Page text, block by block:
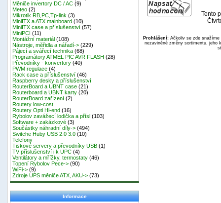
Měniče invertory DC / AC (9)
Meteo (2)
Mikrotik RB,PC,Tp-link (3)
MiniITX a ATX mainboard (10)
MiniITX case a příslušenství (57)
MiniPCI (11)
Montážní materiál (108)
Nástroje, měřidla a nářadí-> (229)
Pájecí a svářecí technika (68)
Programátory ATMEL PIC AVR FLASH (28)
Převodníky - konvertory (40)
PWM regulace (4)
Rack case a příslušenství (46)
Raspberry desky a příslušenství
RouterBoard a UBNT case (21)
Routerboard a UBNT karty (20)
RouterBoard zařízení (2)
Routery low-cost
Routery Opti Hi-end (16)
Rybolov zavážecí lodička a přísl (103)
Software + zakázkové (3)
Součástky náhradní díly-> (494)
Switche Huby USB 2.0 3.0 (10)
Telefony
Tiskové servery a převodníky USB (1)
TV příslušenství i k UPC (4)
Ventilátory a mřížky, termostaty (46)
Topení Rybolov Pece-> (90)
WiFi-> (9)
Zdroje UPS měniče ATX, AKU-> (73)
Informace
Tento
Prohlášení:Ačkoliv se zde snažíme
nezaviněné změny sortimentu, jeho